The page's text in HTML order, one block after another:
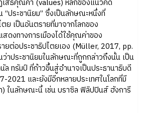
สธคุณค่า (values) หลักของแนวคิด
“ประชานิยม” ซึ่งเป็นลักษณะหนึ่งที่
ตย เป็นอันตรายที่มาจากโลกของ
ดงทางการเมืองได้ใช้คุณค่าของ
ยต่อประชาธิปไตยเอง (Müller, 2017, pp.
าประชานิยมในลักษณะที่ถูกกล่าวถึงนั้น เป็น
ทรัมป์ ที่ก้าวขึ้นสู่อำนาจเป็นประธานาธิบดี
2021 และยังมีอีกหลายประเทศในโลกที่มี
ในลักษณะนี้ เช่น บราซิล ฟิลิปปินส์ ฮังการี